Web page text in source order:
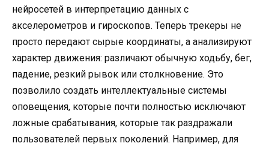
нейросетей в интерпретацию данных с
акселерометров и гироскопов. Теперь трекеры не
просто передают сырые координаты, а анализируют
характер движения: различают обычную ходьбу, бег,
падение, резкий рывок или столкновение. Это
позволило создать интеллектуальные системы
оповещения, которые почти полностью исключают
ложные срабатывания, которые так раздражали
пользователей первых поколений. Например, для